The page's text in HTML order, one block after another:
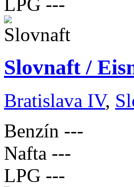
Slovnaft /
Bratislava IV,
Benzín ---
Nafta ---
LPG ---